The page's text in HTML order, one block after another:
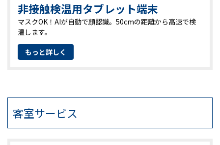
非接触検温用タブレット端末
マスクOK！AIが自動で顔認識。50cmの距離から高速で検
温します。
もっと詳しく
客室サービス